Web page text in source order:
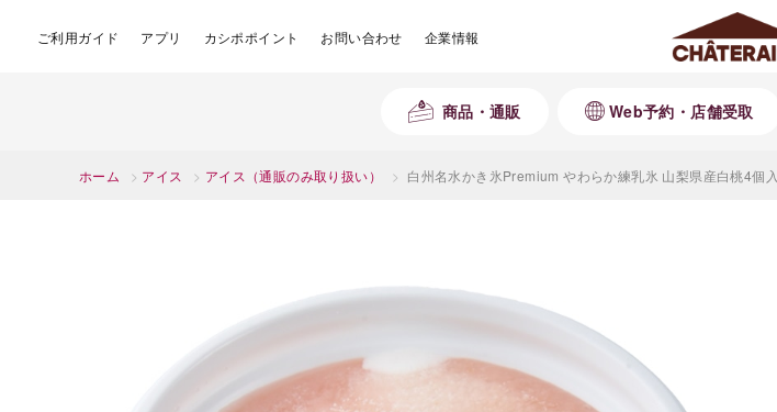
ご利用ガイド アプリ カシポポイント お問い合わせ 企業情報
商品・通販 Web予約・店舗受取
ホーム > アイス > アイス（通販のみ取り扱い） > 白州名水かき氷Premium やわらか練乳氷 山梨県産白桃4個入